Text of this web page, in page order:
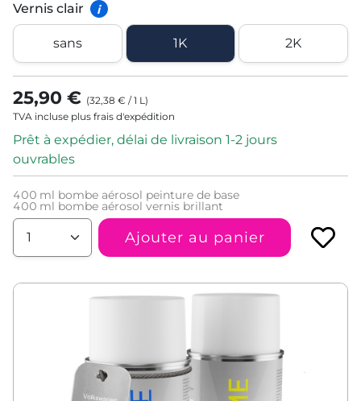
Vernis clair i
sans 1K 2K
25,90 € (32,38 € /1 L )
TVA incluse plus frais d'expédition
Prêt à expédier, délai de livraison 1-2 jours
ouvrables
400 ml bombe aérosol peinture de base
400 ml bombe aérosol vernis brillant
Ajouter au panier